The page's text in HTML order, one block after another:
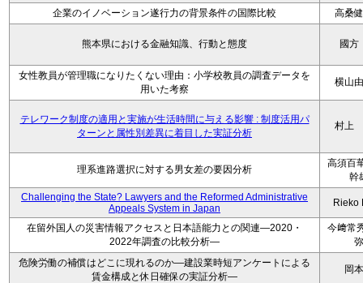
企業のイノベーション遂行力の背景条件の国際比較 高桑
熊本県における金融知識、行動と態度 國
女性教員が管理職になりたくない理由：小学校教員の調査データを
用いた考察
横山
テレワーク制度の適用と実施が生活時間に与える影響 : 制度活用パ
ターンと属性別差異に着目した実証分析
村上
理系進路選択に対する男女差の要因分析
高須百
幹
Challenging the State? Lawyers and the Reformed Administrative
Appeals System in Japan
Rieko
在留外国人の災害情報アクセスと日本語能力との関連―2020・
2022年調査の比較分析―
今﨑常
弥
危険労働の補償はどこに現れるのか―建設業時短アンケートによる
賃金構成と休日確保の実証分析―
岡